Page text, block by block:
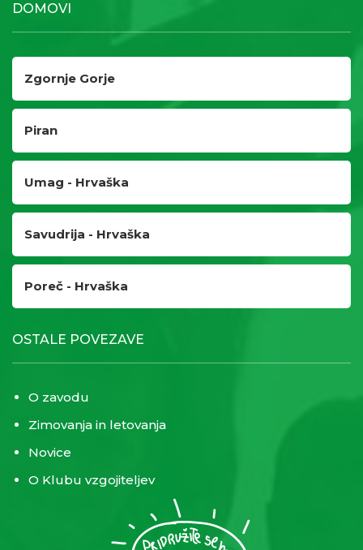
DOMOVI
Zgornje Gorje
Piran
Umag - Hrvaška
Savudrija - Hrvaška
Poreč - Hrvaška
OSTALE POVEZAVE
O zavodu
Zimovanja in letovanja
Novice
O Klubu vzgojiteljev